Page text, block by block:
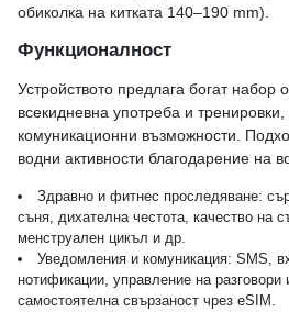
обиколка на китката 140–190 mm).
Функционалност
Устройството предлага богат набор
всекидневна употреба и
комуникационни възможности.
водни активности благодарение на
Здравно и фитнес проследяване:
съня, дихателна честота, качество на
менструален цикъл и др.
Уведомления и комуникация: SMS,
нотификации, управление на разговори
самостоятелна свързаност чрез eSIM.